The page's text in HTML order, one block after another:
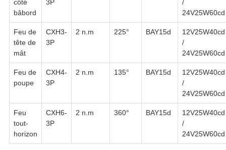
côté
bâbord
3P
/
24V25W60cd
Feu de
tête de
mât
CXH3-
3P
2 n.m 225° BAY15d
12V25W40cd
/
24V25W60cd
Feu de
poupe
CXH4-
3P
2 n.m 135° BAY15d
12V25W40cd
/
24V25W60cd
Feu
tout-
horizon
CXH6-
3P
2 n.m 360° BAY15d
12V25W40cd
/
24V25W60cd